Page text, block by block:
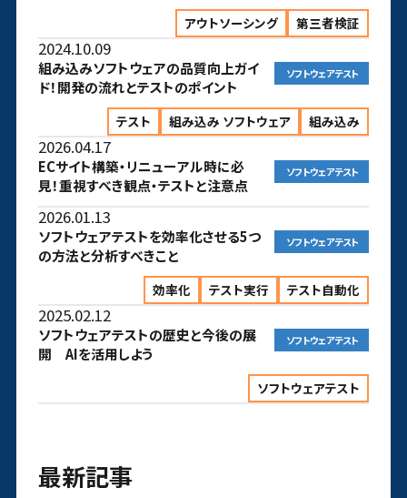
アウトソーシング 第三者検証
2024.10.09
組み込みソフトウェアの品質向上ガイ
ド！開発の流れとテストのポイント
ソフトウェアテスト
テスト 組み込み ソフトウェア 組み込み
2026.04.17
ECサイト構築・リニューアル時に必
見！重視すべき観点・テストと注意点
ソフトウェアテスト
2026.01.13
ソフトウェアテストを効率化させる5つ
の方法と分析すべきこと
ソフトウェアテスト
効率化 テスト実行 テスト自動化
2025.02.12
ソフトウェアテストの歴史と今後の展
開 AIを活用しよう
ソフトウェアテスト
ソフトウェアテスト
最新記事